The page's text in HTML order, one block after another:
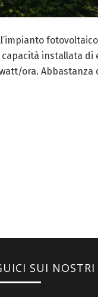
installata di
ora.
SUI NOSTRI